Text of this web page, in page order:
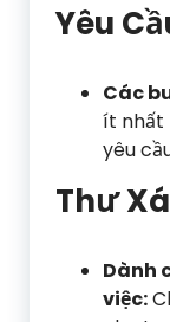
Yêu
Các
ít nhất
yêu
Thư
Dành
việc: